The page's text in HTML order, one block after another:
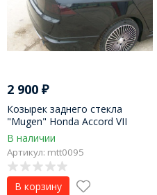
2 900 ₽
Козырек заднего стекла
"Mugen" Honda Accord VII
В наличии
Артикул: mtt0095
В корзину